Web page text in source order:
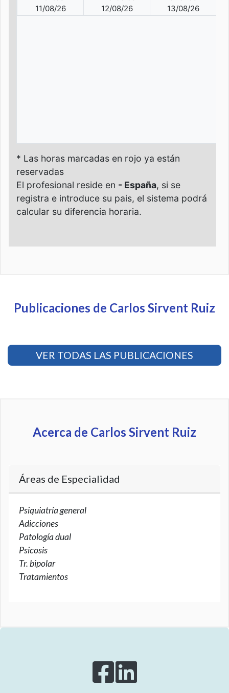
Publicaciones de Carlos Sirvent Ruiz
VER TODAS LAS PUBLICACIONES
Acerca de Carlos Sirvent Ruiz
Áreas de Especialidad
Psiquiatría general
Adicciones
Patología dual
Psicosis
Tr. bipolar
Tratamientos